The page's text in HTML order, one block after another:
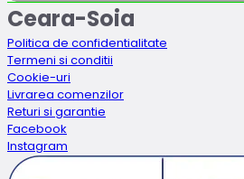
Ceara-Soia
Politica de confidentialitate
Termeni si conditii
Cookie-uri
Livrarea comenzilor
Returi si garantie
Facebook
Instagram